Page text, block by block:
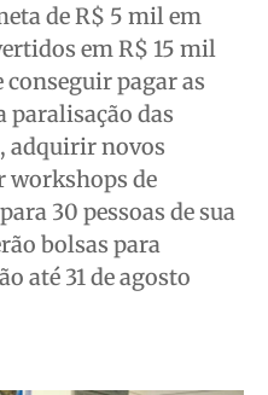
de R$ 5 mil em
em R$ 15 mil
pagar as
paralisação das
adquirir novos
workshops de
30 pessoas de sua
bolsas para
até 31 de agosto